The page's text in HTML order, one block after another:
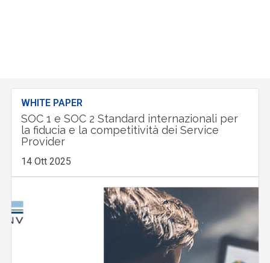
WHITE PAPER
SOC 1 e SOC 2 Standard internazionali per
la fiducia e la competitività dei Service
Provider
14 Ott 2025